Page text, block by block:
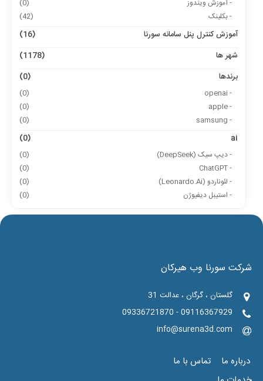
- آموزش ویندوز
(0)
- بکلینک
(42)
آموزش کنترل پنل سامانه سورنا
(16)
شهر ها
(1178)
برندها
(0)
- openai
(0)
- apple
(0)
- samsung
(0)
ai
(0)
- دیپ سیک (DeepSeek)
(0)
- ChatGPT
(0)
- لئوناردو (Leonardo.Ai)
(0)
- استیبل دیفیوژن
(0)
شرکت سورنا وب هیرکان
گلستان ، گرگان ، عدالت 31
09116367929 - 09336721870
info@surena3d.com
درباره ما
تماس با ما